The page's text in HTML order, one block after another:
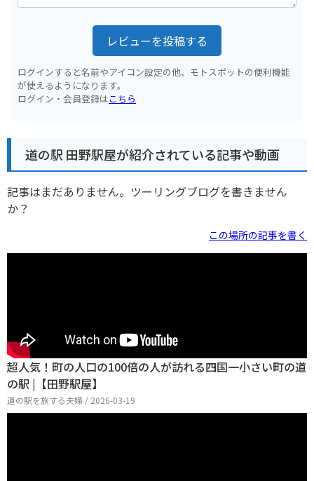
レビューを投稿する
ログインすると名前やアイコン設定の他、モトスポットの便利機能
が使えるようになります。
ログイン・会員登録はこちら
道の駅 田野駅屋が紹介されている記事や動画
記事はまだありません。ツーリングブログを書きません
か？
この場所の記事を書く
超人気！町の人口の100倍の人が訪れる四国一小さい町の道
の駅 |【田野駅屋】
道の駅を旅する夫婦 / 2026-03-19